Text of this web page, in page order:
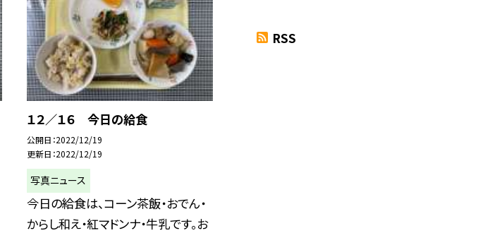
１２／１６ 今日の給食
公開日 2022/12/19
更新日 2022/12/19
写真ニュース
今日の給食は、コーン茶飯・おでん・
からし和え・紅マドンナ・牛乳です。お
RSS